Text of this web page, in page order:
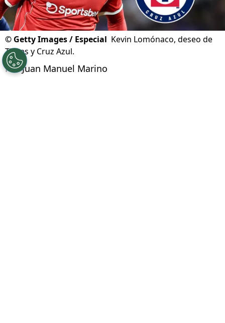
© Getty Images / Especial Kevin Lomónaco, deseo de
Tigres y Cruz Azul.
Por Juan Manuel Marino